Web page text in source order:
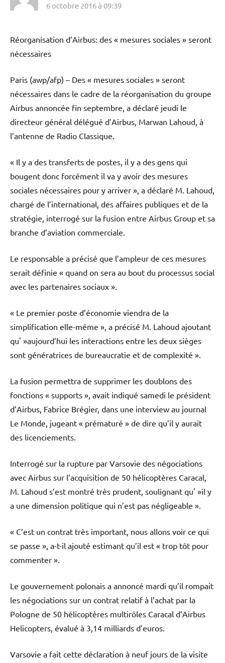
6 octobre 2016 à 09:39
Réorganisation d’Airbus: des « mesures sociales » seront
nécessaires
Paris (awp/afp) – Des « mesures sociales » seront
nécessaires dans le cadre de la réorganisation du groupe
Airbus annoncée fin septembre, a déclaré jeudi le
directeur général délégué d’Airbus, Marwan Lahoud, à
l’antenne de Radio Classique.
« Il y a des transferts de postes, il y a des gens qui
bougent donc forcément il va y avoir des mesures
sociales nécessaires pour y arriver », a déclaré M. Lahoud,
chargé de l’international, des affaires publiques et de la
stratégie, interrogé sur la fusion entre Airbus Group et sa
branche d’aviation commerciale.
Le responsable a précisé que l’ampleur de ces mesures
serait définie « quand on sera au bout du processus social
avec les partenaires sociaux ».
« Le premier poste d’économie viendra de la
simplification elle-même », a précisé M. Lahoud ajoutant
qu' »aujourd’hui les interactions entre les deux sièges
sont génératrices de bureaucratie et de complexité ».
La fusion permettra de supprimer les doublons des
fonctions « supports », avait indiqué samedi le président
d’Airbus, Fabrice Brégier, dans une interview au journal
Le Monde, jugeant « prématuré » de dire qu’il y aurait
des licenciements.
Interrogé sur la rupture par Varsovie des négociations
avec Airbus sur l’acquisition de 50 hélicoptères Caracal,
M. Lahoud s’est montré très prudent, soulignant qu' »il y
a une dimension politique qui n’est pas négligeable ».
« C’est un contrat très important, nous allons voir ce qui
se passe », a-t-il ajouté estimant qu’il est « trop tôt pour
commenter ».
Le gouvernement polonais a annoncé mardi qu’il rompait
les négociations sur un contrat relatif à l’achat par la
Pologne de 50 hélicoptères multirôles Caracal d’Airbus
Helicopters, évalué à 3,14 milliards d’euros.
Varsovie a fait cette déclaration à neuf jours de la visite